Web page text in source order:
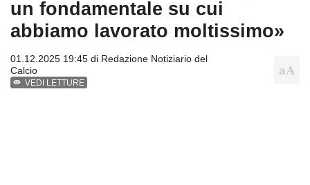
un fondamentale su cui
abbiamo lavorato moltissimo»
01.12.2025 19:45 di Redazione Notiziario del
Calcio
VEDI LETTURE